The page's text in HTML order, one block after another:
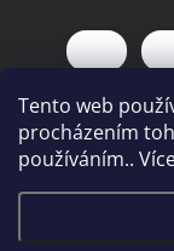
Tento web
procházením
používáním..